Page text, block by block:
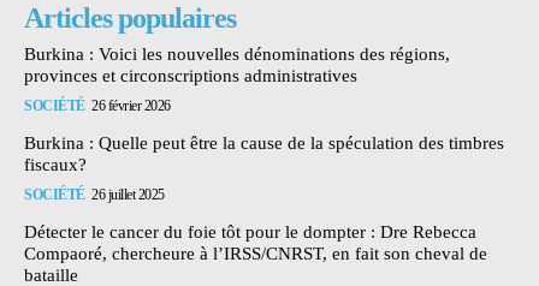
Articles populaires
Burkina : Voici les nouvelles dénominations des régions,
provinces et circonscriptions administratives
SOCIÉTÉ 26 février 2026
Burkina : Quelle peut être la cause de la spéculation des timbres
fiscaux?
SOCIÉTÉ 26 juillet 2025
Détecter le cancer du foie tôt pour le dompter : Dre Rebecca
Compaoré, chercheure à l’IRSS/CNRST, en fait son cheval de
bataille